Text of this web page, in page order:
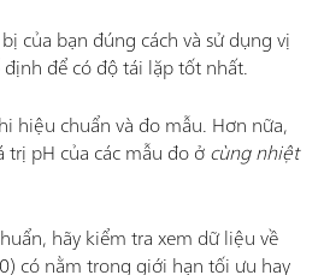
của bạn đúng cách và sử dụng vị
để có độ tái lặp tốt nhất.
hiệu chuẩn và đo mẫu. Hơn nữa,
trị pH của các mẫu đo ởcùng nhiệt
hãy kiểm tra xem dữ liệu về
có nằm trong giới hạn tối ưu hay